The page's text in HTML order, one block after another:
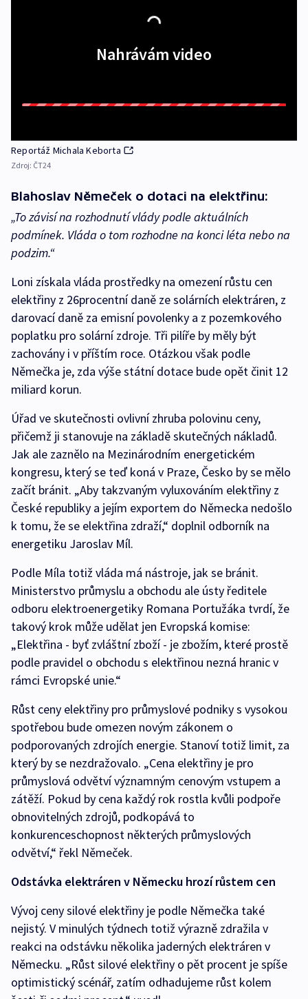
Nahrávám video
Reportáž Michala Keborta
Zdroj: ČT24
Blahoslav Němeček o dotaci na elektřinu:
„To závisí na rozhodnutí vlády podle aktuálních
podmínek. Vláda o tom rozhodne na konci léta nebo na
podzim.“
Loni získala vláda prostředky na omezení růstu cen
elektřiny z 26procentní daně ze solárních elektráren, z
darovací daně za emisní povolenky a z pozemkového
poplatku pro solární zdroje. Tři pilíře by měly být
zachovány i v příštím roce. Otázkou však podle
Němečka je, zda výše státní dotace bude opět činit 12
miliard korun.
Úřad ve skutečnosti ovlivní zhruba polovinu ceny,
přičemž ji stanovuje na základě skutečných nákladů.
Jak ale zaznělo na Mezinárodním energetickém
kongresu, který se teď koná v Praze, Česko by se mělo
začít bránit. „Aby takzvaným vyluxováním elektřiny z
České republiky a jejím exportem do Německa nedošlo
k tomu, že se elektřina zdraží,“ doplnil odborník na
energetiku Jaroslav Míl.
Podle Míla totiž vláda má nástroje, jak se bránit.
Ministerstvo průmyslu a obchodu ale ústy ředitele
odboru elektroenergetiky Romana Portužáka tvrdí, že
takový krok může udělat jen Evropská komise:
„Elektřina - byť zvláštní zboží - je zbožím, které prostě
podle pravidel o obchodu s elektřinou nezná hranic v
rámci Evropské unie.“
Růst ceny elektřiny pro průmyslové podniky s vysokou
spotřebou bude omezen novým zákonem o
podporovaných zdrojích energie. Stanoví totiž limit, za
který by se nezdražovalo. „Cena elektřiny je pro
průmyslová odvětví významným cenovým vstupem a
zátěží. Pokud by cena každý rok rostla kvůli podpoře
obnovitelných zdrojů, podkopává to
konkurenceschopnost některých průmyslových
odvětví,“ řekl Němeček.
Odstávka elektráren v Německu hrozí růstem cen
Vývoj ceny silové elektřiny je podle Němečka také
nejistý. V minulých týdnech totiž výrazně zdražila v
reakci na odstávku několika jaderných elektráren v
Německu. „Růst silové elektřiny o pět procent je spíše
optimistický scénář, zatím odhadujeme růst kolem